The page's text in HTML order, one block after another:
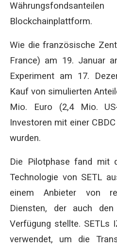
Blockchainplattform.
Wie die französische
France) am 19. Januar
Experiment am 17.
Kauf von simulierten
Mio. Euro (2,4 Mio.
Investoren mit einer
wurden.
Die Pilotphase fand mit
Technologie von SETL
einem Anbieter von
Diensten, der auch den
Verfügung stellte. SETLs
verwendet, um die